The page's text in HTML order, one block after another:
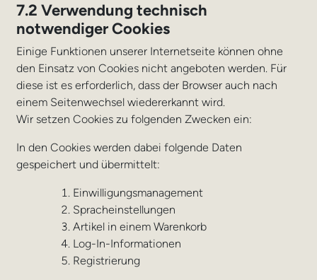
7.2 Verwendung technisch
notwendiger Cookies
Einige Funktionen unserer Internetseite können ohne
den Einsatz von Cookies nicht angeboten werden. Für
diese ist es erforderlich, dass der Browser auch nach
einem Seitenwechsel wiedererkannt wird.
Wir setzen Cookies zu folgenden Zwecken ein:
In den Cookies werden dabei folgende Daten
gespeichert und übermittelt:
Einwilligungsmanagement
Spracheinstellungen
Artikel in einem Warenkorb
Log-In-Informationen
Registrierung